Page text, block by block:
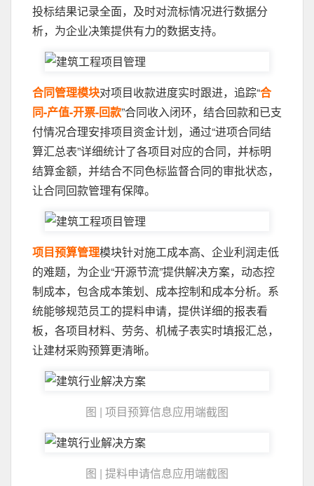
投标结果记录全面，及时对流标情况进行数据分
析，为企业决策提供有力的数据支持。
合同管理模块对项目收款进度实时跟进，追踪“合
同-产值-开票-回款”合同收入闭环，结合回款和已支
付情况合理安排项目资金计划，通过“进项合同结
算汇总表”详细统计了各项目对应的合同，并标明
结算金额，并结合不同色标监督合同的审批状态，
让合同回款管理有保障。
项目预算管理模块针对施工成本高、企业利润走低
的难题，为企业“开源节流”提供解决方案，动态控
制成本，包含成本策划、成本控制和成本分析。系
统能够规范员工的提料申请，提供详细的报表看
板，各项目材料、劳务、机械子表实时填报汇总，
让建材采购预算更清晰。
图 | 项目预算信息应用端截图
图 | 提料申请信息应用端截图